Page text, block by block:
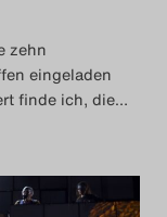
zehn
eingeladen
finde ich, die…